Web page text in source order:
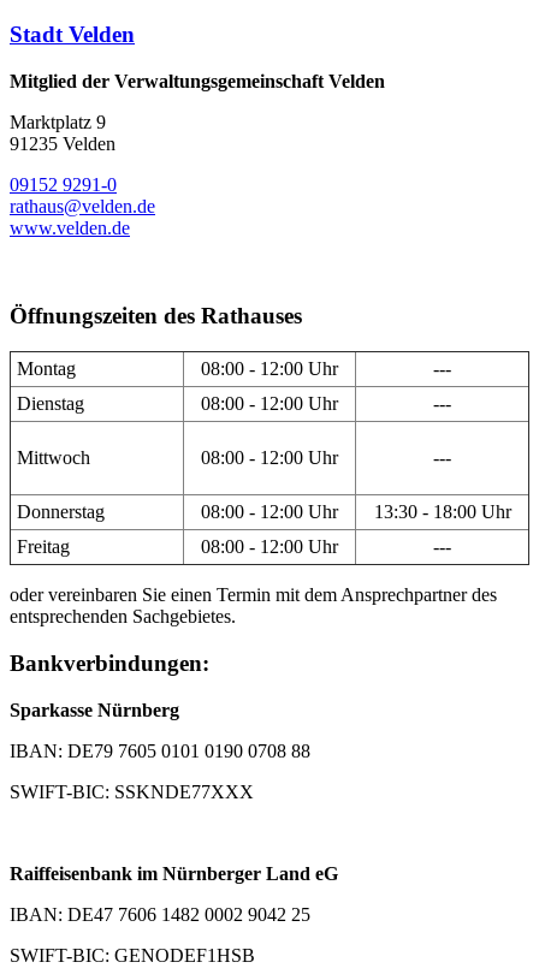
Stadt Velden
Mitglied der Verwaltungsgemeinschaft Velden
Marktplatz 9
91235 Velden
09152 9291-0
rathaus@velden.de
www.velden.de
Öffnungszeiten des Rathauses
Montag 08:00 - 12:00 Uhr
---
Dienstag
08:00 - 12:00 Uhr ---
Mittwoch 08:00 - 12:00 Uhr ---
Donnerstag 08:00 - 12:00 Uhr
13:30 - 18:00 Uhr
Freitag
08:00 - 12:00 Uhr ---
oder vereinbaren Sie einen Termin mit dem Ansprechpartner des
entsprechenden Sachgebietes.
Bankverbindungen:
Sparkasse Nürnberg
IBAN: DE79 7605 0101 0190 0708 88
SWIFT-BIC: SSKNDE77XXX
Raiffeisenbank im Nürnberger Land eG
IBAN: DE47 7606 1482 0002 9042 25
SWIFT-BIC: GENODEF1HSB